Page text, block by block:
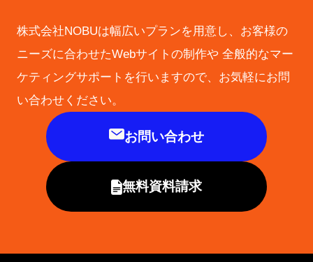
株式会社NOBUは幅広いプランを用意し、お客様の
ニーズに合わせたWebサイトの制作や 全般的なマー
ケティングサポートを行いますので、お気軽にお問
い合わせください。
お問い合わせ
無料資料請求